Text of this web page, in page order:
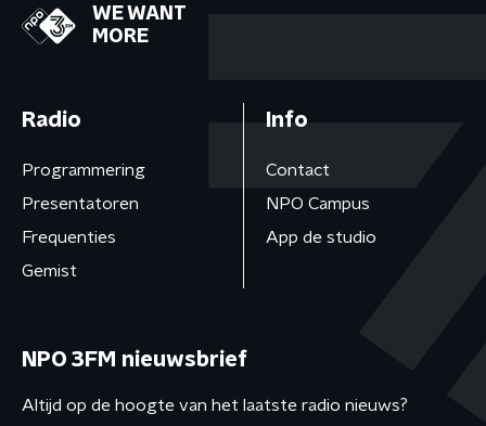
WE WANT
MORE
Radio
Programmering
Presentatoren
Frequenties
Gemist
Info
Contact
NPO Campus
App de studio
NPO 3FM nieuwsbrief
Altijd op de hoogte van het laatste radio nieuws?